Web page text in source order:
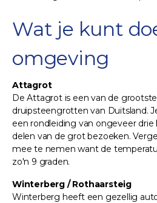
Wat je kunt
omgeving
Attagrot
De Attagrot is een van de
druipsteengrotten van Duitsland.
een rondleiding van ongeveer
delen van de grot bezoeken.
mee te nemen want de
zo'n 9 graden.
Winterberg / Rothaarsteig
Winterberg heeft een gezellig